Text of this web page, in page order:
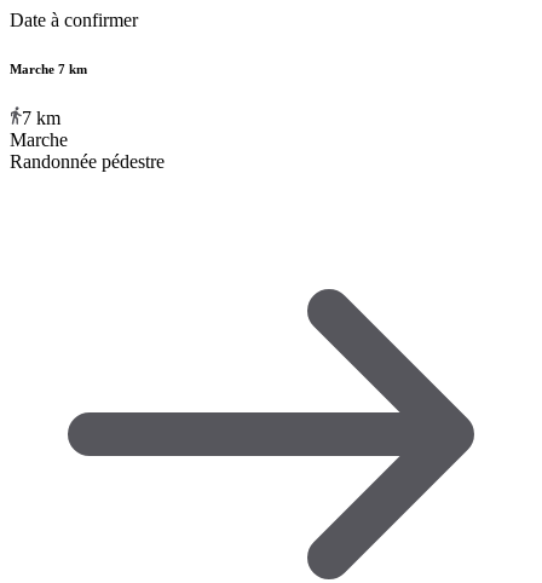
Date à confirmer
Marche 7 km
7 km
Marche
Randonnée pédestre